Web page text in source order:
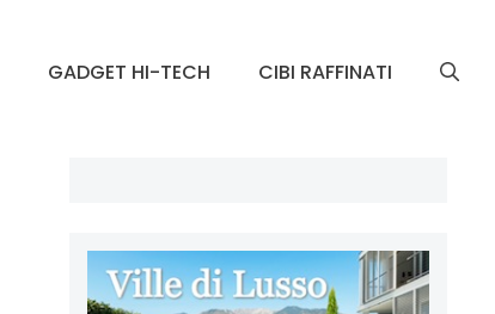
GADGET HI-TECH CIBI RAFFINATI